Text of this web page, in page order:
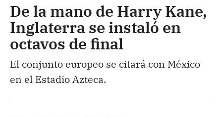
De la mano de Harry Kane,
Inglaterra se instaló en
octavos de final
El conjunto europeo se citará con México
en el Estadio Azteca.